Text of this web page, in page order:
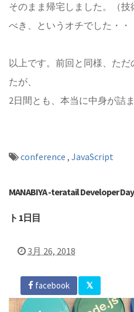
そのまま帰宅しました。（
べき、というオチでした・・
以上です。前回と同様、た
たが、
2日間とも、本当に中身が詰
conference , JavaScript
MANABIYA -teratail Developer
ト 1日目
3月 26, 2018
facebook